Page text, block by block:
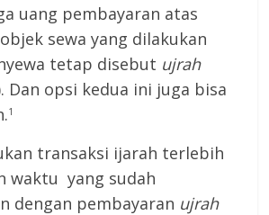
uang pembayaran atas
sewa yang dilakukan
tetap disebut ujrah
Dan opsi kedua ini juga bisa
1
transaksi ijarah terlebih
waktu yang sudah
dengan pembayaran ujrah